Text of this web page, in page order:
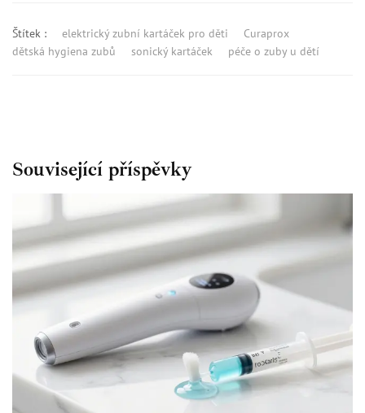
Štítek : elektrický zubní kartáček pro děti
Curaprox
dětská hygiena zubů
sonický kartáček péče o zuby u dětí
Související příspěvky